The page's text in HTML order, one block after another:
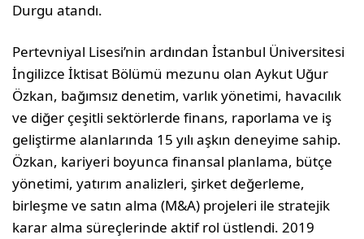
Durgu atandı.
Pertevniyal Lisesi’nin ardından İstanbul Üniversitesi
İngilizce İktisat Bölümü mezunu olan Aykut Uğur
Özkan, bağımsız denetim, varlık yönetimi, havacılık
ve diğer çeşitli sektörlerde finans, raporlama ve iş
geliştirme alanlarında 15 yılı aşkın deneyime sahip.
Özkan, kariyeri boyunca finansal planlama, bütçe
yönetimi, yatırım analizleri, şirket değerleme,
birleşme ve satın alma (M&A) projeleri ile stratejik
karar alma süreçlerinde aktif rol üstlendi. 2019